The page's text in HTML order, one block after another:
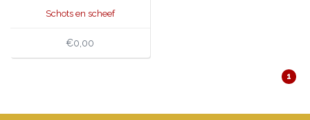
Schots en scheef
€0,00
1